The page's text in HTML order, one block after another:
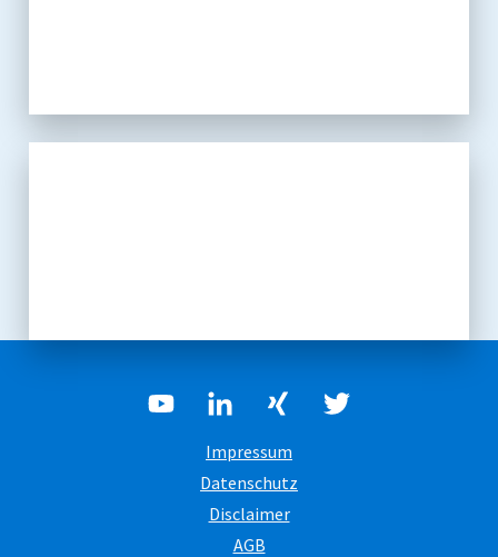
Impressum
Datenschutz
Disclaimer
AGB